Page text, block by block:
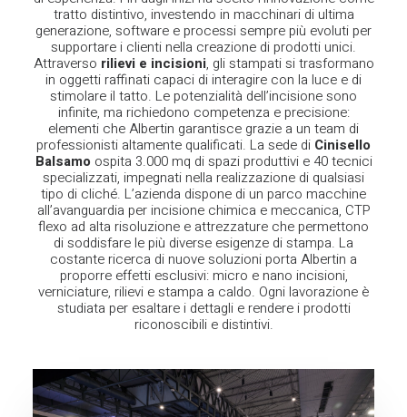
tratto distintivo, investendo in macchinari di ultima
generazione, software e processi sempre più evoluti per
supportare i clienti nella creazione di prodotti unici.
Attraverso rilievi e incisioni, gli stampati si trasformano
in oggetti raffinati capaci di interagire con la luce e di
stimolare il tatto. Le potenzialità dell’incisione sono
infinite, ma richiedono competenza e precisione:
elementi che Albertin garantisce grazie a un team di
professionisti altamente qualificati. La sede di Cinisello
Balsamo ospita 3.000 mq di spazi produttivi e 40 tecnici
specializzati, impegnati nella realizzazione di qualsiasi
tipo di cliché. L’azienda dispone di un parco macchine
all’avanguardia per incisione chimica e meccanica, CTP
flexo ad alta risoluzione e attrezzature che permettono
di soddisfare le più diverse esigenze di stampa. La
costante ricerca di nuove soluzioni porta Albertin a
proporre effetti esclusivi: micro e nano incisioni,
verniciature, rilievi e stampa a caldo. Ogni lavorazione è
studiata per esaltare i dettagli e rendere i prodotti
riconoscibili e distintivi.